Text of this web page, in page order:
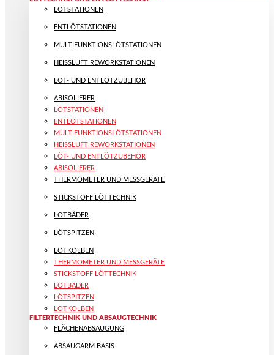
LÖTSTATIONEN
ENTLÖTSTATIONEN
MULTIFUNKTIONS­LÖTSTATIONEN
HEISSLUFT REWORKSTATIONEN
LÖT- UND ENTLÖTZUBEHÖR
ABISOLIERER
LÖTSTATIONEN
ENTLÖTSTATIONEN
MULTIFUNKTIONS­LÖTSTATIONEN
HEISSLUFT REWORKSTATIONEN
LÖT- UND ENTLÖTZUBEHÖR
ABISOLIERER
THERMOMETER UND MESSGERÄTE
STICKSTOFF LÖTTECHNIK
LOTBÄDER
LÖTSPITZEN
LÖTKOLBEN
THERMOMETER UND MESSGERÄTE
STICKSTOFF LÖTTECHNIK
LOTBÄDER
LÖTSPITZEN
LÖTKOLBEN
FILTERTECHNIK UND ABSAUGTECHNIK
FLÄCHENABSAUGUNG
ABSAUGARM BASIS